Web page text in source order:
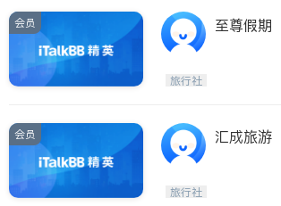
会员 至尊假期
旅行社
会员 汇成旅游
旅行社